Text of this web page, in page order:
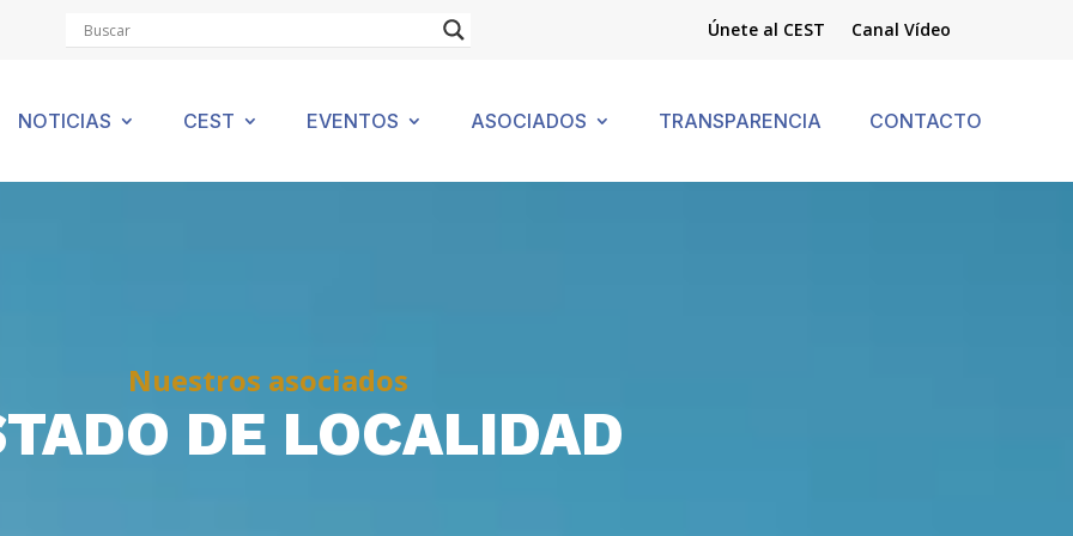
Únete al CEST Canal Vídeo
NOTICIAS CEST EVENTOS ASOCIADOS TRANSPARENCIA CONTACTO
Nuestros asociados
DE LOCALIDAD